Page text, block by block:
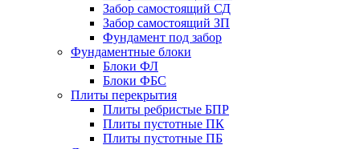
Забор самостоящий СД
Забор самостоящий ЗП
Фyндамент под забор
Фундаментные блоки
Блоки ФЛ
Блоки ФБС
Плиты перекрытия
Плиты ребристые БПР
Плиты пустотные ПК
Плиты пустотные ПБ